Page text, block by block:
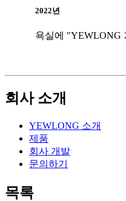
2022년
욕실에 "YEWLONG
회사 소개
YEWLONG 소개
제품
회사 개발
문의하기
목록